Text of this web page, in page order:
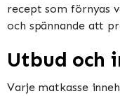
recept som förnyas
och spännande att
Utbud och
Varje matkasse